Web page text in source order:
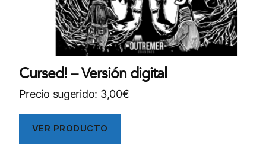
Cursed! – Versión digital
Precio sugerido: 3,00€
VER PRODUCTO